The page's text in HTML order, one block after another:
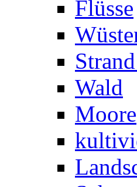
Flüsse
Wald
Moore